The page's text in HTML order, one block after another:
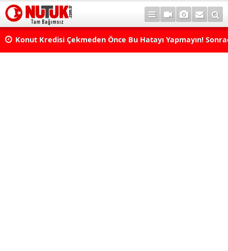
Konut Kredisi Çekmeden Önce Bu Hatayı Yapmayın!